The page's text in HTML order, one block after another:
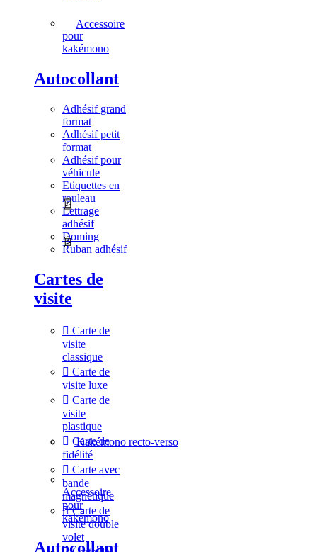
Accessoire
pour
kakémono
Autocollant
Adhésif grand
format
Adhésif petit
format
Adhésif pour
véhicule
Etiquettes en
rouleau
Lettrage
adhésif
Doming
Ruban adhésif
Cartes de
visite
Carte de
visite
classique
Carte de
visite luxe
Carte de
visite
plastique
Carte de
fidélité
Carte avec
bande
magnétique
Carte de
visite double
volet
Accessoire
pour
kakémono
Autocollant
Kakémono recto-verso